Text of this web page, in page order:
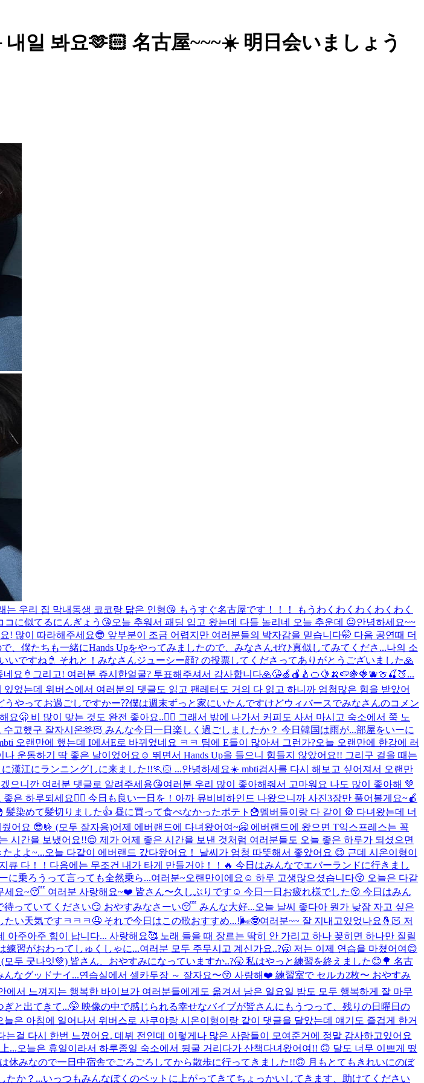
일 봐요🫶🏻 名古屋~~~☀️ 明日会いましょう
우리 집 막내동생 코코랑 닮은 인형😘 もうすぐ名古屋です！！！ もうわくわくわくわくわく
コに似てるにんぎょう😘오늘 추워서 패딩 입고 왔는데 다들 놀리네 오늘 추운데 😐안녕하세요~~
많이 따라해주세요😎 앞부분이 조금 어렵지만 여러분들의 박자감을 믿습니다🤭 다음 공연때 더
僕たちも一緒にHands Upをやってみましたので、みなさんぜひ真似してみてくださ...나의 소
ですね🚿 それと！みなさんジューシー顔? の投票してくださってありがとうございました🙏
요🚿그리고! 여러분 쥬시한얼굴? 투표해주셔서 감사합니다🙏😘🍏🍎🍐🍊🍋🍌🍉🍇🍓🫐🍈🍒🍑...
었는데 위버스에서 여러분의 댓글도 읽고 팬레터도 거의 다 읽고 하니까 엄청많은 힘을 받았어
やってお過ごしですかー⁇僕は週末ずっと家にいたんですけどウィバースでみなさんのコメン
🫢 비 많이 맞는 것도 완전 좋아요..😶‍🌫️ 그래서 밖에 나가서 커피도 사서 마시고 숙소에서 쭉 노
고했구 잘자시온🫶🏻 みんな今日一日楽しく過ごしましたか？ 今日韓国は雨が...部屋をいーに
오랜만에 했는데 I에서E로 바뀌었네요 ㅋㅋ 팀에 E들이 많아서 그런가?오늘 오랜만에 한강에 러
운동하기 딱 좋은 날이었어요☺️ 뛰면서 Hands Up을 들으니 힘들지 않았어요!! 그리구 걸을 때는
漢江にランニングしに来ました!!🏃🏻 ...안녕하세요☀️ mbti검사를 다시 해보고 싶어져서 오랜만
으니깐 여러분 댓글로 알려주세용😘여러분 우리 많이 좋아해줘서 고마워요 나도 많이 좋아해 💚
좋은 하루되세요🙆‍♀️ 今日も良い一日を！ 아까 뮤비비하인드 나왔으니까 사진3장만 풀어볼게요~🍎
染めて髪切りました👍 昼に買って食べなかったポテト🍟멤버들이랑 다 같이 🎡 다녀왔는데 너
어요 😎🤟 (모두 잘자용)어제 에버랜드에 다녀왔어여~🤗 에버랜드에 왔으면 T익스프레스는 꼭
간을 보냈어요!!😌 제가 어제 좋은 시간을 보낸 것처럼 여러분들도 오늘 좋은 하루가 되셨으면
よよ~...오늘 다같이 에버랜드 갔다왔어요！ 날씨가 엄청 따뜻해서 좋았어요 😊 근데 시온이형이
다！！다음에는 무조건 내가 타게 만들거야！！🔥 今日はみんなでエバーランドに行きまし
に乗ろうって言っても全然乗ら...여러분~오랜만이에요☺️ 하루 고생많으셨습니다😚 오늘은 다같
세요~😴 여러분 사랑해요~❤️ 皆さん〜久しぶりです☺️ 今日一日お疲れ様でした😚 今日はみん
っていてください😏 おやすみなさーい😴 みんな大好...오늘 날씨 좋다아 뭔가 낮잠 자고 싶은
い天気ですㅋㅋㅋ🤤 それで今日はこの歌おすすめ...!🌬🤓여러분~~ 잘 지내고있었나요🤞🏻 저
주아주 힘이 납니다... 사랑해요🥰 노래 들을 때 장르는 딱히 안 가리고 하나 꽂히면 하나만 질릴
練習がおわってしゅくしゃに...여러분 모두 주무시고 계신가요..?🥱 저는 이제 연습을 마쳤어여😊
두 굿나잇💚) 皆さん、おやすみになっていますか..?🥱 私はやっと練習を終えました😊🌳 名古
なグッドナイ...연습실에서 셀카두장 ～ 잘자요〜😚 사랑해❤️ 練習室で セルカ2枚〜 おやすみ
서 느껴지는 행복한 바이브가 여러분들에게도 옮겨서 남은 일요일 밤도 모두 행복하게 잘 마무
と出てきて...🤭 映像の中で感じられる幸せなバイブが皆さんにもうつって、残りの日曜日の
늘은 아침에 일어나서 위버스로 사쿠야랑 시온이형이랑 같이 댓글을 달았는데 얘기도 즐겁게 한거
걸 다시 한번 느꼈어요. 데뷔 전인데 이렇게나 많은 사람들이 모여준거에 정말 감사하고있어요
...오늘은 휴일이라서 하루종일 숙소에서 뒹굴 거리다가 산책다녀왔어여!! 🙃 달도 너무 이쁘게 떴
休みなので一日中宿舎でごろごろしてから散歩に行ってきました!!🙃 月もとてもきれいにのぼ
たか？...いっつもみんなぼくのベットに上がってきてちょっかいしてきます、助けてください